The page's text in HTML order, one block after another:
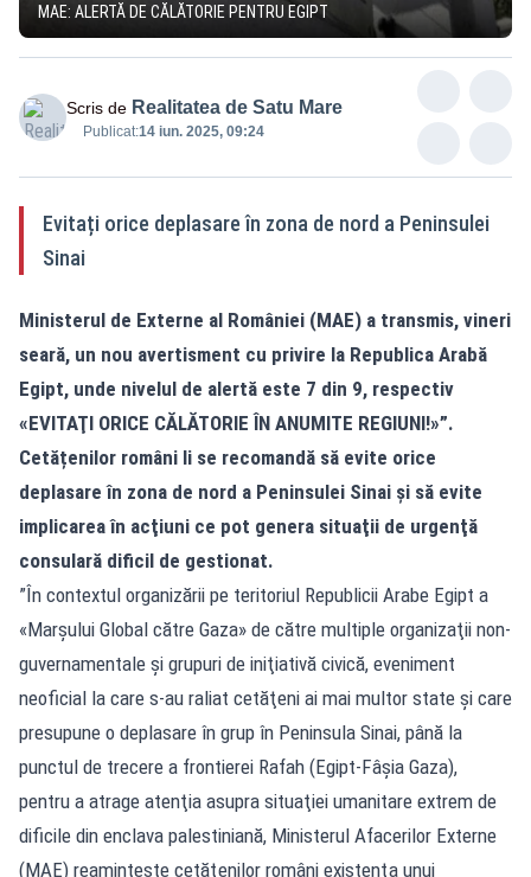
MAE: ALERTĂ DE CĂLĂTORIE PENTRU EGIPT
Scris de Realitatea de Satu Mare
Publicat:14 iun. 2025, 09:24
Evitați orice deplasare în zona de nord a Peninsulei
Sinai
Ministerul de Externe al României (MAE) a transmis, vineri
seară, un nou avertisment cu privire la Republica Arabă
Egipt, unde nivelul de alertă este 7 din 9, respectiv
«EVITAŢI ORICE CĂLĂTORIE ÎN ANUMITE REGIUNI!»”.
Cetățenilor români li se recomandă să evite orice
deplasare în zona de nord a Peninsulei Sinai şi să evite
implicarea în acţiuni ce pot genera situaţii de urgenţă
consulară dificil de gestionat.
”În contextul organizării pe teritoriul Republicii Arabe Egipt a
«Marşului Global către Gaza» de către multiple organizaţii non-
guvernamentale şi grupuri de iniţiativă civică, eveniment
neoficial la care s-au raliat cetăţeni ai mai multor state şi care
presupune o deplasare în grup în Peninsula Sinai, până la
punctul de trecere a frontierei Rafah (Egipt-Fâşia Gaza),
pentru a atrage atenţia asupra situaţiei umanitare extrem de
dificile din enclava palestiniană, Ministerul Afacerilor Externe
(MAE) reaminteşte cetăţenilor români existenţa unui